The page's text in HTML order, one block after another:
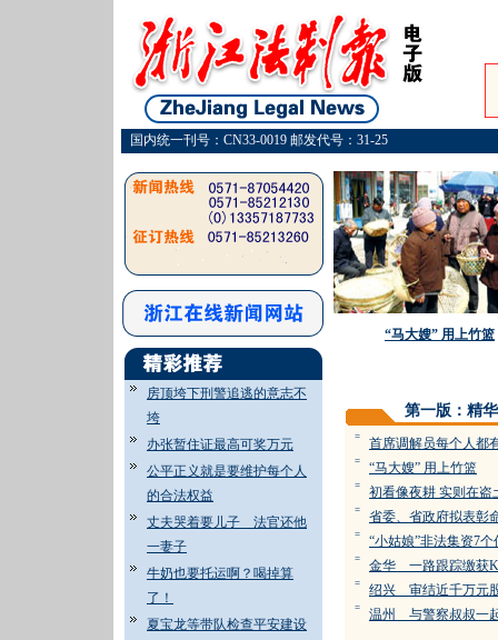
国内统一刊号：CN33-0019 邮发代号：31-25
房顶垮下刑警追逃的意志不
垮
办张暂住证最高可奖万元
公平正义就是要维护每个人
的合法权益
丈夫哭着要儿子 法官还他
一妻子
牛奶也要托运啊？喝掉算
了！
夏宝龙等带队检查平安建设
“马大嫂” 用上竹篮
第一版：精
= 首席调解员每个人都
= “马大嫂” 用上竹篮
= 初看像夜耕 实则在盗
= 省委、省政府拟表彰
= “小姑娘”非法集资7
= 金华 一路跟踪缴
= 绍兴 审结近千万
= 温州 与警察叔叔